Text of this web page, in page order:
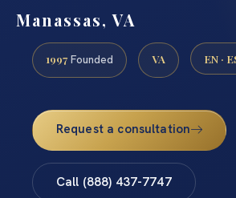
Manassas, VA
1997 Founded VA EN ·
Request a consultation
Call (888) 437-7747